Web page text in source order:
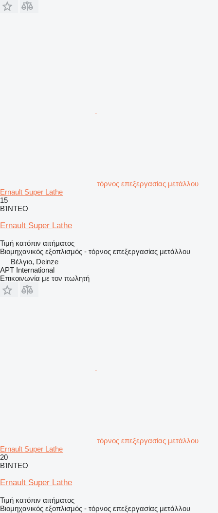
τόρνος επεξεργασίας μετάλλου
Ernault Super Lathe
15
ΒΊΝΤΕΟ
Ernault Super Lathe
Τιμή κατόπιν αιτήματος
Βιομηχανικός εξοπλισμός - τόρνος επεξεργασίας μετάλλου
Βέλγιο, Deinze
APT International
Επικοινωνία με τον πωλητή
τόρνος επεξεργασίας μετάλλου
Ernault Super Lathe
20
ΒΊΝΤΕΟ
Ernault Super Lathe
Τιμή κατόπιν αιτήματος
Βιομηχανικός εξοπλισμός - τόρνος επεξεργασίας μετάλλου